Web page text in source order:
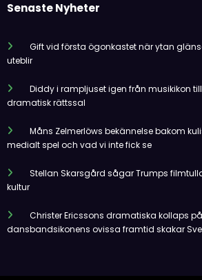
Senaste Nyheter
Gift vid första ögonkastet när ytan
uteblir
Diddy i rampljuset igen från musikikon
dramatisk rättssal
Måns Zelmerlöws bekännelse bakom
medialt spel och vad vi inte fick se
Stellan Skarsgård sågar Trumps
kultur
Christer Ericssons dramatiska kollaps
dansbandsikonens ovissa framtid skakar